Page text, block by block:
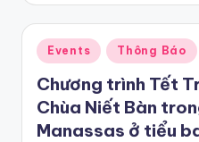
Posted
in
Events Thông Báo
Chương trình Tết
Chùa Niết Bàn
Manassas ở tiểu